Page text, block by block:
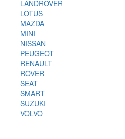
LANDROVER
LOTUS
MAZDA
MINI
NISSAN
PEUGEOT
RENAULT
ROVER
SEAT
SMART
SUZUKI
VOLVO